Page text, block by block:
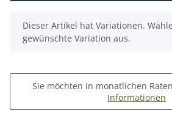
x
Dieser Artikel hat Variationen.
gewünschte Variation aus.
Sie möchten in monatlichen
Informationen